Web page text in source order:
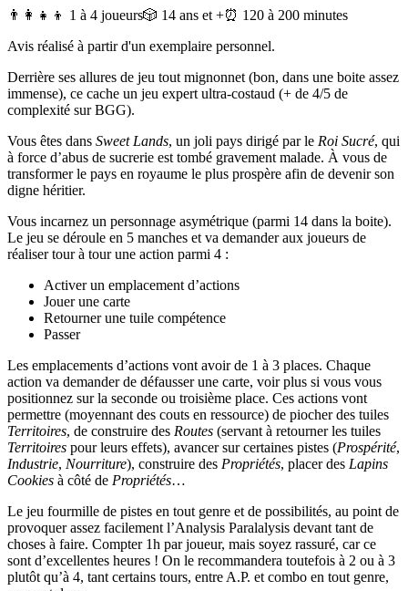
👨‍👩‍👧‍👦 1 à 4 joueurs🎲 14 ans et +⏰ 120 à 200 minutes
Avis réalisé à partir d'un exemplaire personnel.
Derrière ses allures de jeu tout mignonnet (bon, dans une boite assez
immense), ce cache un jeu expert ultra-costaud (+ de 4/5 de
complexité sur BGG).
Vous êtes dans Sweet Lands, un joli pays dirigé par le Roi Sucré, qui
à force d’abus de sucrerie est tombé gravement malade. À vous de
transformer le pays en royaume le plus prospère afin de devenir son
digne héritier.
Vous incarnez un personnage asymétrique (parmi 14 dans la boite).
Le jeu se déroule en 5 manches et va demander aux joueurs de
réaliser tour à tour une action parmi 4 :
Activer un emplacement d’actions
Jouer une carte
Retourner une tuile compétence
Passer
Les emplacements d’actions vont avoir de 1 à 3 places. Chaque
action va demander de défausser une carte, voir plus si vous vous
positionnez sur la seconde ou troisième place. Ces actions vont
permettre (moyennant des couts en ressource) de piocher des tuiles
Territoires, de construire des Routes (servant à retourner les tuiles
Territoires pour leurs effets), avancer sur certaines pistes (Prospérité,
Industrie, Nourriture), construire des Propriétés, placer des Lapins
Cookies à côté de Propriétés…
Le jeu fourmille de pistes en tout genre et de possibilités, au point de
provoquer assez facilement l’Analysis Paralalysis devant tant de
choses à faire. Compter 1h par joueur, mais soyez rassuré, car ce
sont d’excellentes heures ! On le recommandera toutefois à 2 ou à 3
plutôt qu’à 4, tant certains tours, entre A.P. et combo en tout genre,